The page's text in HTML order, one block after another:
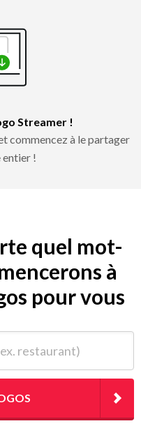
Streamer !
commencez à le partager
entier !
quel mot-
à
pour vous